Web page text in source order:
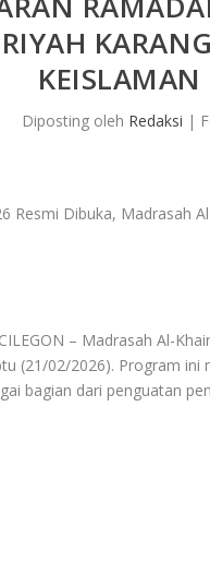
Diposting oleh Redaksi |
– Madrasah Al-
(21/02/2026). Program
bagian dari penguatan